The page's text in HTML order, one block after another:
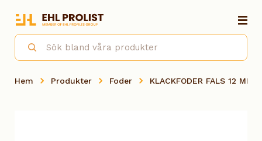
Hem Produkter Foder KLACKFODER FALS 12 MM